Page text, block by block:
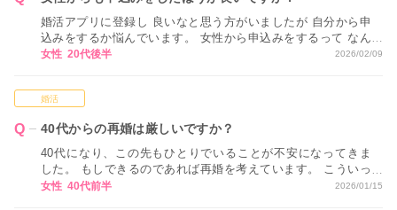
婚活アプリに登録し 良いなと思う方がいましたが 自分から申
込みをするか悩んでいます。 女性から申込みをするって なん
だか気恥ずかしく感じてしまいます。
女性 20代後半 2026/02/09
婚活
40代からの再婚は厳しいですか？
40代になり、この先もひとりでいることが不安になってきま
した。 もしできるのであれば再婚を考えています。 こういっ
たネットでの婚活では、40代からの再婚は厳しいですか？ ア
女性 40代前半 2026/01/15